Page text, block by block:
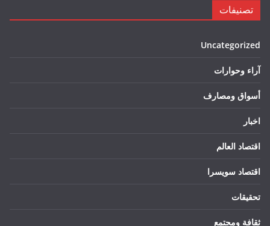
تصنيفات
Uncategorized
آراء وحوارات
أسواق ومصارف
اخبار
اقتصاد العالم
اقتصاد سويسرا
تحقيقات
ثقافة ومجتمع